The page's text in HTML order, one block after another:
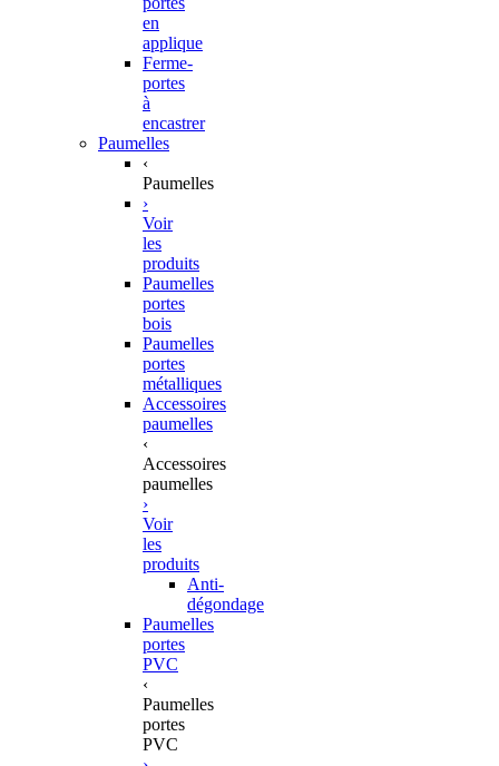
en
applique
Ferme-
portes
à
encastrer
Paumelles
‹
Paumelles
›
Voir
les
produits
Paumelles
portes
bois
Paumelles
portes
métalliques
Accessoires
paumelles
‹
Accessoires
paumelles
›
Voir
les
produits
Anti-
dégondage
Paumelles
portes
PVC
‹
Paumelles
portes
PVC